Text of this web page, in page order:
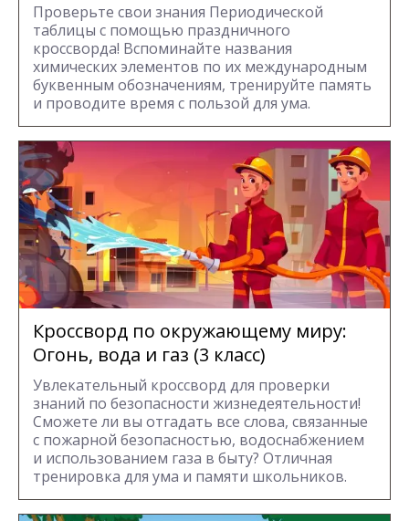
Проверьте свои знания Периодической
таблицы с помощью праздничного
кроссворда! Вспоминайте названия
химических элементов по их международным
буквенным обозначениям, тренируйте память
и проводите время с пользой для ума.
Кроссворд по окружающему миру:
Огонь, вода и газ (3 класс)
Увлекательный кроссворд для проверки
знаний по безопасности жизнедеятельности!
Сможете ли вы отгадать все слова, связанные
с пожарной безопасностью, водоснабжением
и использованием газа в быту? Отличная
тренировка для ума и памяти школьников.